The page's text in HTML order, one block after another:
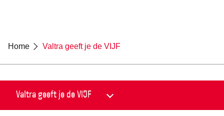
Home Valtra geeft je de VIJF